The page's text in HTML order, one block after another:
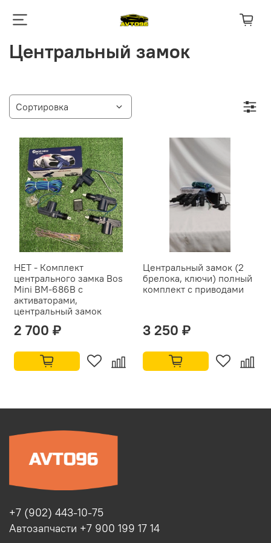
Центральный замок
НЕТ - Комплект
центрального замка Bos
Mini BM-686В с
активаторами,
центральный замок
2 700 ₽
Центральный замок (2
брелока, ключи) полный
комплект с приводами
3 250 ₽
+7 (902) 443-10-75
Автозапчасти +7 900 199 17 14